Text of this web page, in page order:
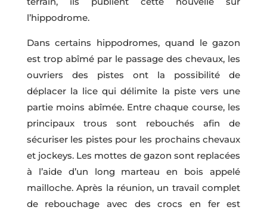
l’hippodrome.
Dans certains hippodromes, quand le gazon
est trop abîmé par le passage des chevaux, les
ouvriers des pistes ont la possibilité de
déplacer la lice qui délimite la piste vers une
partie moins abîmée. Entre chaque course, les
principaux trous sont rebouchés afin de
sécuriser les pistes pour les prochains chevaux
et jockeys. Les mottes de gazon sont replacées
à l’aide d’un long marteau en bois appelé
mailloche. Après la réunion, un travail complet
de rebouchage avec des crocs en fer est